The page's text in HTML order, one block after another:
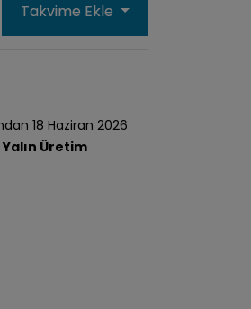
Takvime Ekle
18 Haziran 2026
Üretim